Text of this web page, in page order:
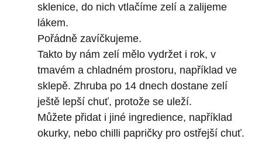
sklenice, do nich vtlačíme zelí a zalijeme
lákem.
Pořádně zavíčkujeme.
Takto by nám zelí mělo vydržet i rok, v
tmavém a chladném prostoru, například ve
sklepě. Zhruba po 14 dnech dostane zelí
ještě lepší chuť, protože se uleží.
Můžete přidat i jiné ingredience, například
okurky, nebo chilli papričky pro ostřejší chuť.